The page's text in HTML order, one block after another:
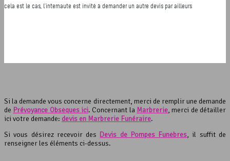
Si la demande vous concerne directement, merci de remplir une demande
de Prévoyance Obsèques ici. Concernant la Marbrerie, merci de détailler
ici votre demande: devis en Marbrerie Funéraire.
Si vous désirez recevoir des Devis de Pompes Funèbres, il suffit de
renseigner les éléments ci-dessus.